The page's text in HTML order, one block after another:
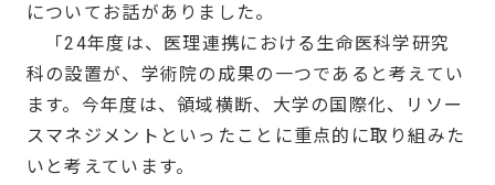
についてお話がありました。
「24年度は、医理連携における生命医科学研究
科の設置が、学術院の成果の一つであると考えてい
ます。今年度は、領域横断、大学の国際化、リソー
スマネジメントといったことに重点的に取り組みた
いと考えています。